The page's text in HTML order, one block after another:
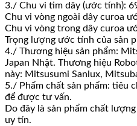
3./ Chu vi tim dây (ước tính):
Chu vi vòng ngoài dây curoa
Chu vi vòng trong dây curoa
Trọng lượng ước tính của sản
4./ Thương hiệu sản phẩm:
Japan Nhật. Thương hiệu
này: Mitsusumi Sanlux,
5./ Phẩm chất sản phẩm: tiêu
để được tư vấn.
Do đây là sản phẩm chất
uy tín.